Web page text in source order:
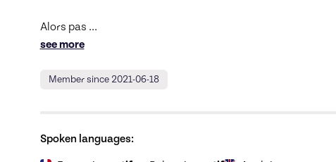
Alors pas ...
see more
Member since 2021-06-18
Spoken languages: